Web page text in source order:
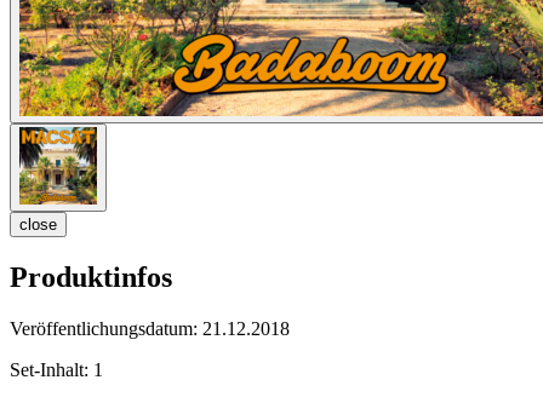
close
Produktinfos
Veröffentlichungsdatum: 21.12.2018
Set-Inhalt: 1